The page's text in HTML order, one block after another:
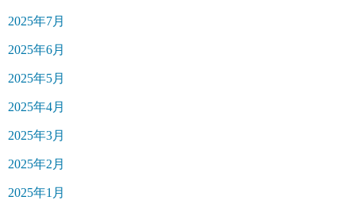
2025年7月
2025年6月
2025年5月
2025年4月
2025年3月
2025年2月
2025年1月